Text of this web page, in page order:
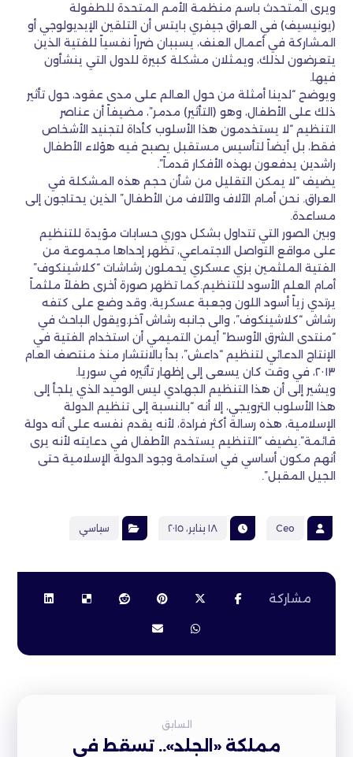
ويرى المتحدث باسم منظمة الأمم المتحدة للطفولة
(يونيسيف) في العراق جيفري بايتس أن التلقين الإيديولوجي أو
المشاركة في أعمال العنف، يسببان ضرراً نفسياً للفتية الذين
يتعرضون لذلك، ويمثلان مشكلة كبيرة للدول التي ينشأون
فيها.
ويوضح “لدينا أمثلة من حول العالم على مدى عقود، حول تأثير
ذلك على الأطفال، وهو (التأثير) مدمر”، مضيفاً أن عناصر
التنظيم “لا يستخدمون هذا الأسلوب كأداة لتجنيد الأشخاص
فقط، بل أيضاً لتأسيس مستقبل يصبح فيه هؤلاء الأطفال
راشدين يدفعون بهذه الأفكار قدماً”.
يضيف “لا يمكن التقليل من شأن حجم هذه المشكلة في
العراق. نحن أمام الآلاف والآلاف من الأطفال” الذين يحتاجون إلى
مساعدة.
وبين الصور التي تتداول بشكل دوري حسابات مؤيدة للتنظيم
على مواقع التواصل الاجتماعي، تظهر إحداها مجموعة من
الفتية الملثمين بزي عسكري يحملون رشاشات “كلاشينكوف”
أمام العلم الأسود للتنظيم.كما تظهر صورة أخرى طفلاً ملثماً
يرتدي زياً أسود اللون وجعبة عسكرية، وقد وضع على كتفه
رشاش “كلاشينكوف”، والى جانبه رشاش آخر.ويقول الباحث في
“منتدى الشرق الأوسط” أيمن التميمي أن استخدام الفتية في
الإنتاج الدعائي لتنظيم “داعش”، بدأ بالانتشار منذ منتصف العام
٢٠١٣، في وقت كان يسعى إلى إظهار تأثيره في سوريا.
ويشير إلى أن هذا التنظيم الجهادي ليس الوحيد الذي يلجأ إلى
هذا الأسلوب الترويجي، إلا أنه “بالنسبة إلى تنظيم الدولة
الإسلامية، هذه رسالة أكثر فرادة، لأنه يقدم نفسه على أنه دولة
قائمة”.يضيف “التنظيم يستخدم الأطفال في دعايته لأنه يرى
أنهم مكون أساسي في استدامة وجود الدولة الإسلامية حتى
الجيل المقبل”.
Ceo ١٨ يناير، ٢٠١٥ سياسي
السابق
مملكة «الجلد».. تسقط في